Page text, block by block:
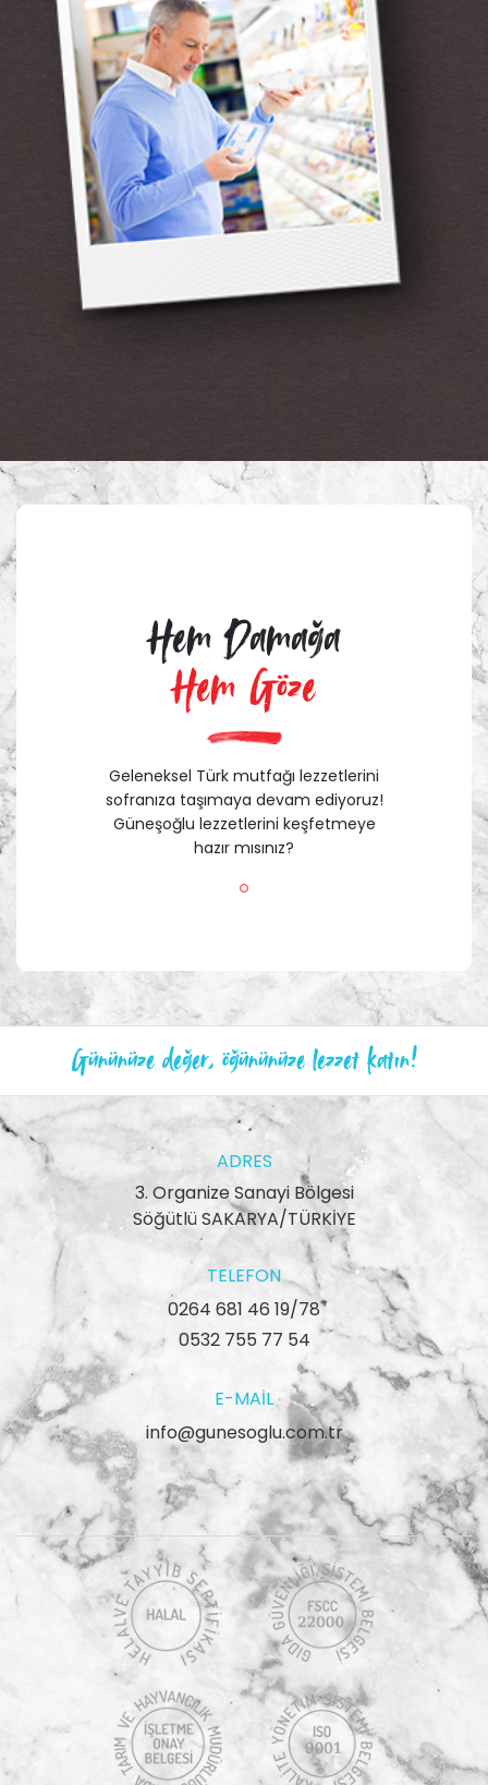
Hem Damağa
Hem Göze
Geleneksel Türk mutfağı lezzetlerini
sofranıza taşımaya devam ediyoruz!
Güneşoğlu lezzetlerini keşfetmeye
hazır mısınız?
Gününüze değer, öğününüze lezzet katın!
ADRES
3. Organize Sanayi Bölgesi
Söğütlü SAKARYA/TÜRKİYE
TELEFON
0264 681 46 19/78
0532 755 77 54
E-MAIL
info@gunesoglu.com.tr